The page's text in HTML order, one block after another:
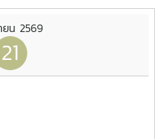
น 2569
21